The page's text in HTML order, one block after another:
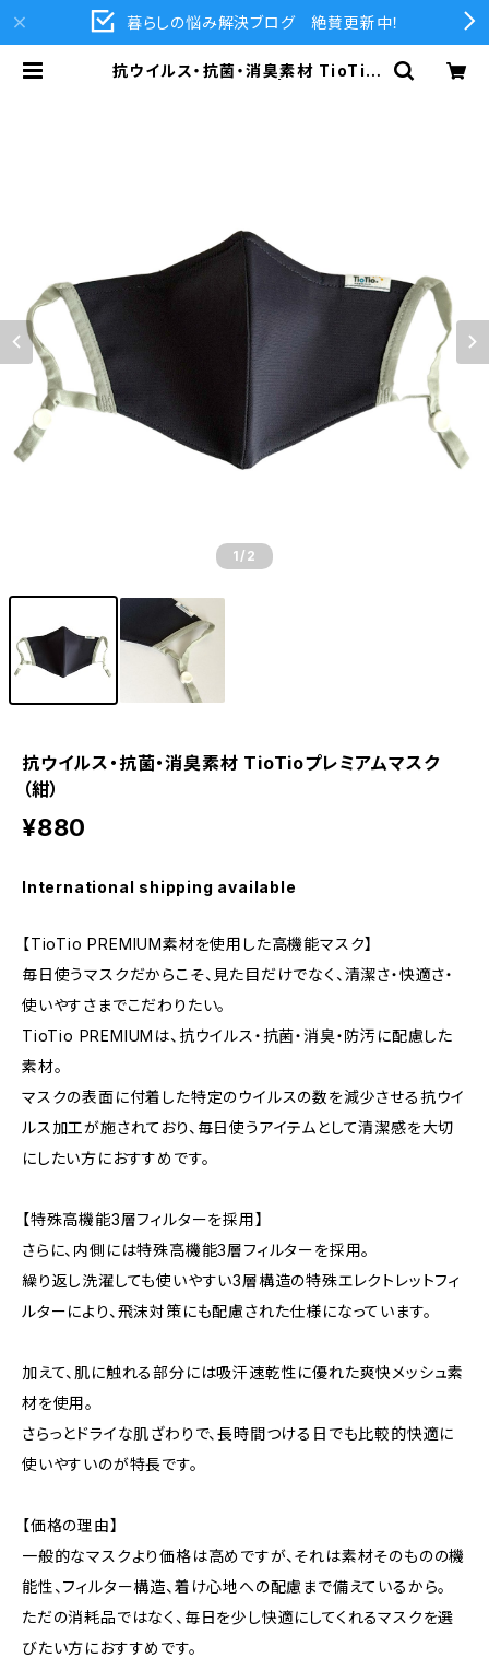
暮らしの悩み解決ブログ 絶賛更新中！
抗ウイルス・抗菌・消臭素材 TioTio
1 /2
抗ウイルス・抗菌・消臭素材 TioTioプレミアムマスク
（紺）
¥880
International shipping available
【TioTio PREMIUM素材を使用した高機能マスク】
毎日使うマスクだからこそ、見た目だけでなく、清潔さ・快適さ・
使いやすさまでこだわりたい。
TioTio PREMIUMは、抗ウイルス・抗菌・消臭・防汚に配慮した
素材。
マスクの表面に付着した特定のウイルスの数を減少させる抗ウイ
ルス加工が施されており、毎日使うアイテムとして清潔感を大切
にしたい方におすすめです。
【特殊高機能3層フィルターを採用】
さらに、内側には特殊高機能3層フィルターを採用。
繰り返し洗濯しても使いやすい3層構造の特殊エレクトレットフィ
ルターにより、飛沫対策にも配慮された仕様になっています。
加えて、肌に触れる部分には吸汗速乾性に優れた爽快メッシュ素
材を使用。
さらっとドライな肌ざわりで、長時間つける日でも比較的快適に
使いやすいのが特長です。
【価格の理由】
一般的なマスクより価格は高めですが、それは素材そのものの機
能性、フィルター構造、着け心地への配慮まで備えているから。
ただの消耗品ではなく、毎日を少し快適にしてくれるマスクを選
びたい方におすすめです。